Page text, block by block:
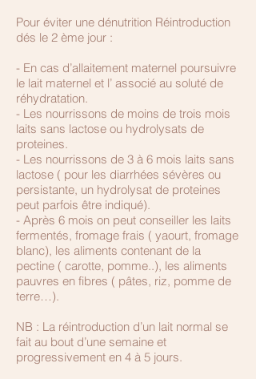
Pour éviter une dénutrition Réintroduction
dés le 2 ème jour :
- En cas d’allaitement maternel poursuivre
le lait maternel et l’ associé au soluté de
réhydratation.
- Les nourrissons de moins de trois mois
laits sans lactose ou hydrolysats de
proteines.
- Les nourrissons de 3 à 6 mois laits sans
lactose ( pour les diarrhées sévères ou
persistante, un hydrolysat de proteines
peut parfois être indiqué).
- Après 6 mois on peut conseiller les laits
fermentés, fromage frais ( yaourt, fromage
blanc), les aliments contenant de la
pectine ( carotte, pomme..), les aliments
pauvres en fibres ( pâtes, riz, pomme de
terre…).
NB : La réintroduction d’un lait normal se
fait au bout d’une semaine et
progressivement en 4 à 5 jours.